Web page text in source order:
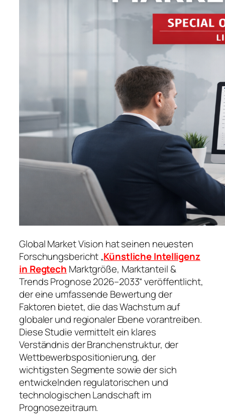
Global Market Vision hat seinen neuesten
Forschungsbericht „Künstliche Intelligenz
in Regtech Marktgröße, Marktanteil &
Trends Prognose 2026–2033“ veröffentlicht,
der eine umfassende Bewertung der
Faktoren bietet, die das Wachstum auf
globaler und regionaler Ebene vorantreiben.
Diese Studie vermittelt ein klares
Verständnis der Branchenstruktur, der
Wettbewerbspositionierung, der
wichtigsten Segmente sowie der sich
entwickelnden regulatorischen und
technologischen Landschaft im
Prognosezeitraum.